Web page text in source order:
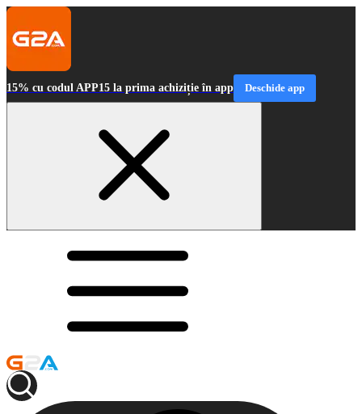
15% cu codul APP15 la prima achiziție în app Deschide app